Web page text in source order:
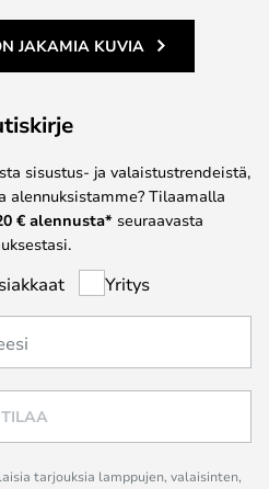
JAKAMIA KUVIA
sisustus- ja valaistustrendeistä,
alennuksistamme? Tilaamalla
€ alennusta* seuraavasta
Yritys
TILAA
tarjouksia lamppujen, valaisinten,